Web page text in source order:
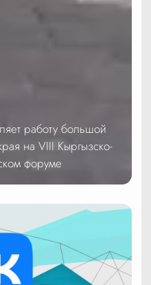
работу большой
на VIII Кыргызско-
форуме